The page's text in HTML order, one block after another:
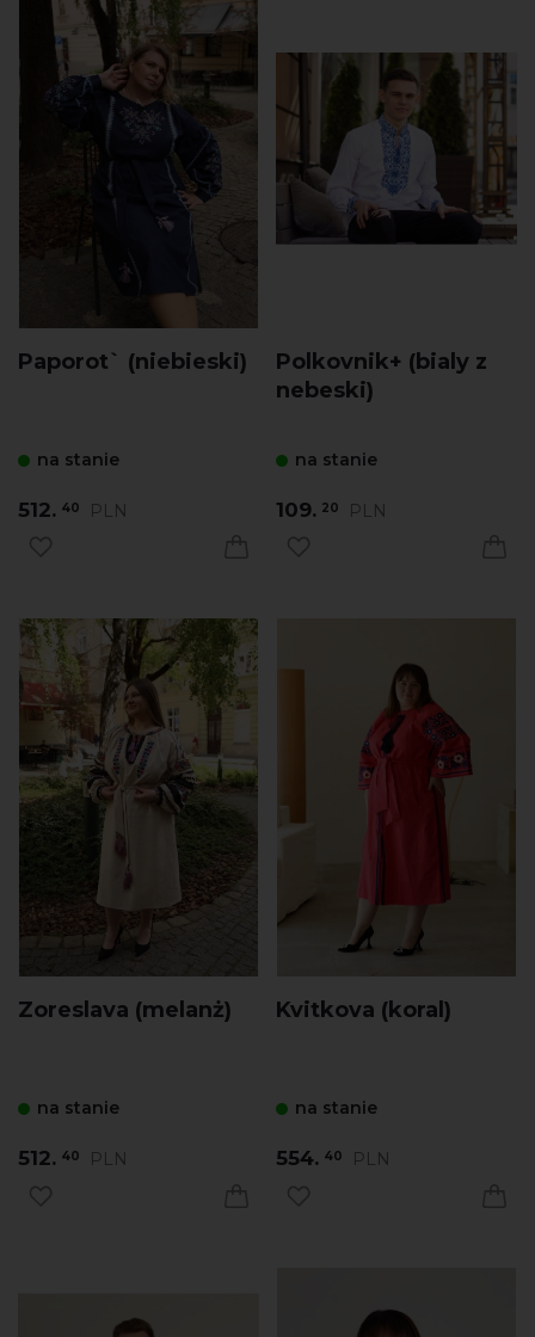
Paporot` (niebieski)
na stanie
512. 40 PLN
Polkovnik+ (bialy z
nebeski)
na stanie
109. 20 PLN
Zoreslava (melanż)
na stanie
512. 40 PLN
Kvitkova (koral)
na stanie
554. 40 PLN